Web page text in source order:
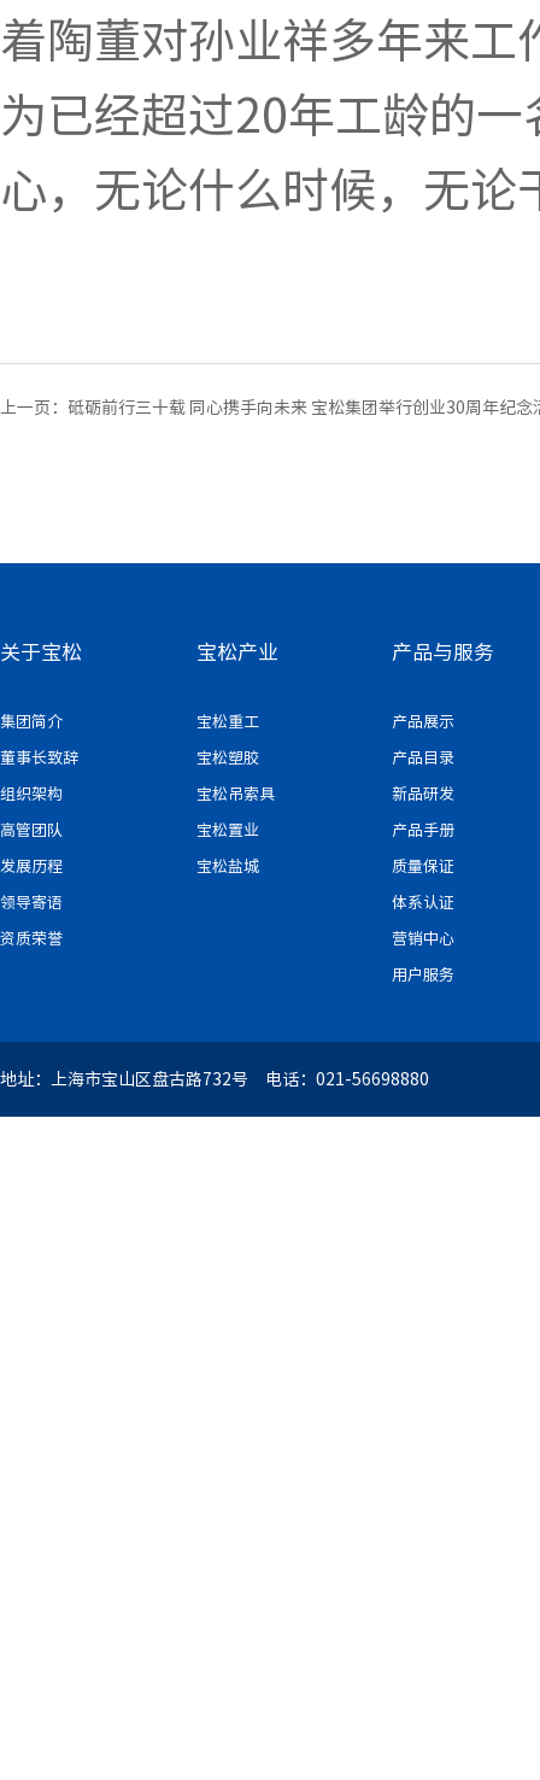
着陶董对孙业祥多年来
为已经超过20年工龄的
心，无论什么时候，无
上一页： 砥砺前行三十载 同心携手向未来 宝松集团举行创业30周年纪念
关于宝松
集团简介
董事长致辞
组织架构
高管团队
发展历程
领导寄语
资质荣誉
宝松产业
宝松重工
宝松塑胶
宝松吊索具
宝松置业
宝松盐城
产品与服务
产品展示
产品目录
新品研发
产品手册
质量保证
体系认证
营销中心
用户服务
地址：上海市宝山区盘古路732号 电话：021-56698880